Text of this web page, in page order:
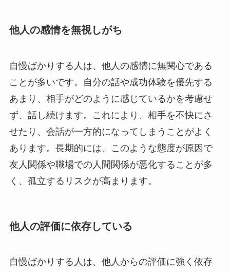
他人の感情を無視しがち
自慢ばかりする人は、他人の感情に無関心である
ことが多いです。自分の話や成功体験を優先する
あまり、相手がどのように感じているかを考慮せ
ず、話し続けます。これにより、相手を不快にさ
せたり、会話が一方的になってしまうことがよく
あります。長期的には、このような態度が原因で
友人関係や職場での人間関係が悪化することが多
く、孤立するリスクが高まります。
他人の評価に依存している
自慢ばかりする人は、他人からの評価に強く依存